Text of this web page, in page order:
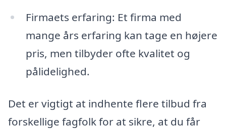
Firmaets erfaring: Et firma med
mange års erfaring kan tage en højere
pris, men tilbyder ofte kvalitet og
pålidelighed.
Det er vigtigt at indhente flere tilbud fra
forskellige fagfolk for at sikre, at du får